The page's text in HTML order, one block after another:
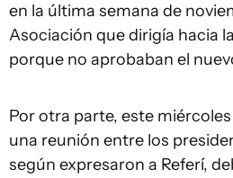
en la última semana de
Asociación que dirigía hacia
porque no aprobaban el
Por otra parte, este
una reunión entre los
según expresaron a Referí,